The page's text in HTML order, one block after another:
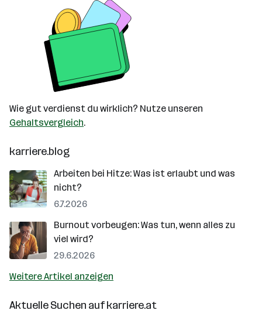
Wie gut verdienst du wirklich? Nutze unseren
Gehaltsvergleich.
karriere.blog
Arbeiten bei Hitze: Was ist erlaubt und was
nicht?
6.7.2026
Burnout vorbeugen: Was tun, wenn alles zu
viel wird?
29.6.2026
Weitere Artikel anzeigen
Aktuelle Suchen aufkarriere.at